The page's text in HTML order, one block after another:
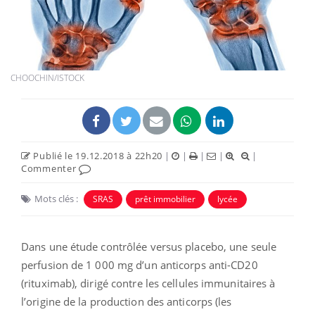
CHOOCHIN/ISTOCK
Publié le 19.12.2018 à 22h20 | | | |
|
Commenter
Mots clés : SRAS prêt immobilier lycée
Dans une étude contrôlée versus placebo, une seule
perfusion de 1 000 mg d’un anticorps anti-CD20
(rituximab), dirigé contre les cellules immunitaires à
l’origine de la production des anticorps (les